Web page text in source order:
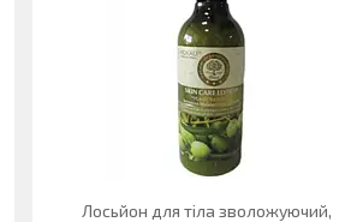
Лосьйон для тіла зволожуючий,